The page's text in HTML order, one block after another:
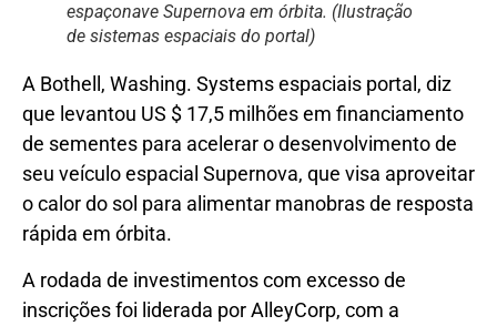
espaçonave Supernova em órbita. (Ilustração
de sistemas espaciais do portal)
A Bothell, Washing. Systems espaciais portal, diz
que levantou US $ 17,5 milhões em financiamento
de sementes para acelerar o desenvolvimento de
seu veículo espacial Supernova, que visa aproveitar
o calor do sol para alimentar manobras de resposta
rápida em órbita.
A rodada de investimentos com excesso de
inscrições foi liderada por AlleyCorp, com a